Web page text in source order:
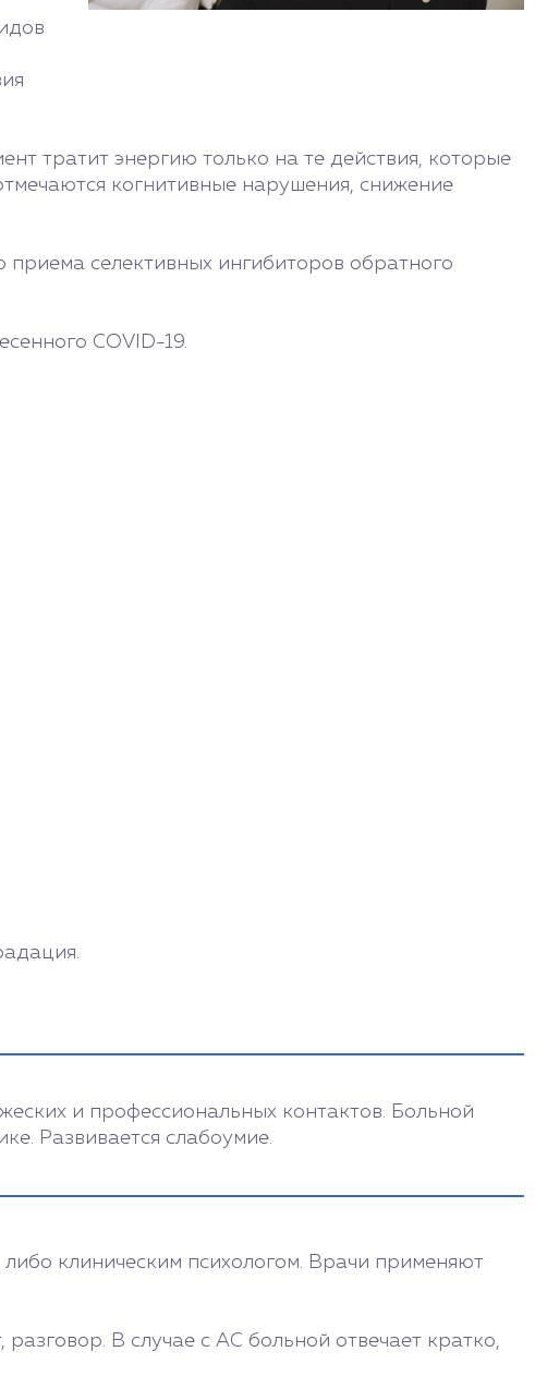
тратит энергию только на те действия, которые
когнитивные нарушения, снижение
селективных ингибиторов обратного
COVID-19.
и профессиональных контактов. Больной
Развивается слабоумие.
клиническим психологом. Врачи применяют
В случае с АС больной отвечает кратко,